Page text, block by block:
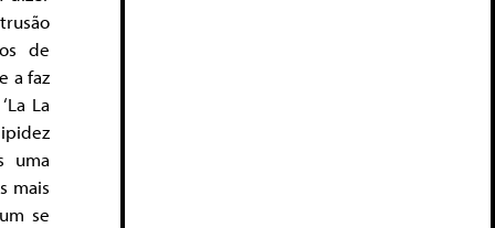
de
a faz
La
uma
mais
se